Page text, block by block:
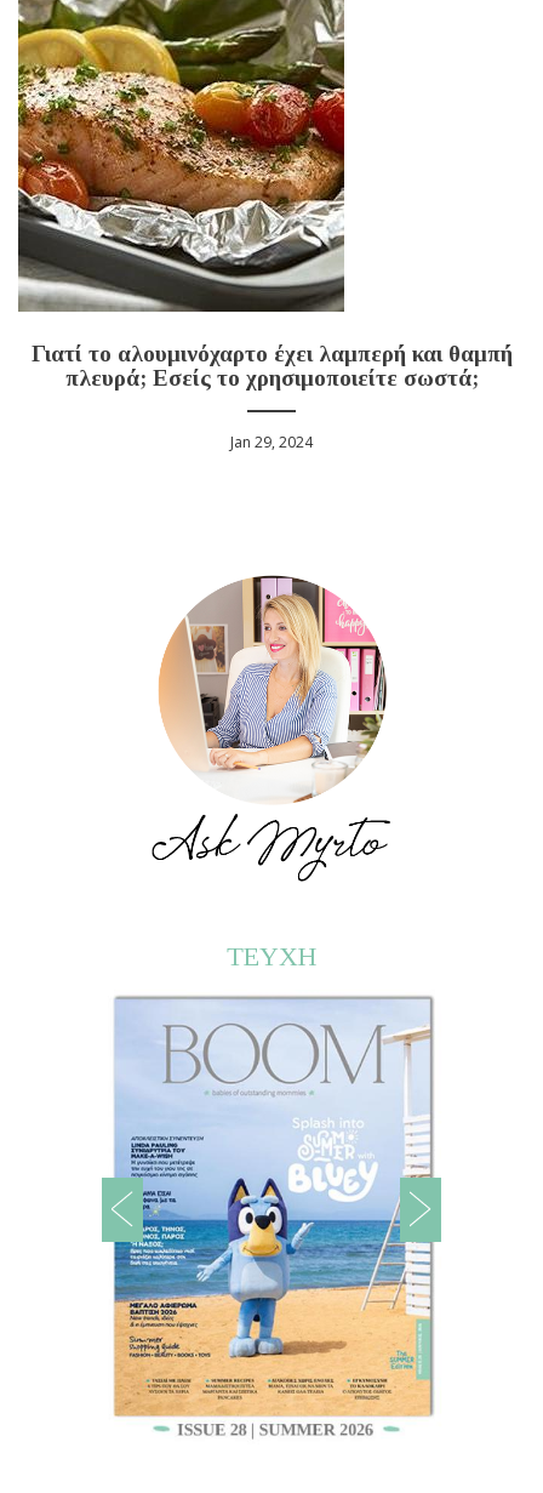
Γιατί το αλουμινόχαρτο έχει λαμπερή και θαμπή
πλευρά; Εσείς το χρησιμοποιείτε σωστά;
Jan 29, 2024
ΤΕΥΧΗ